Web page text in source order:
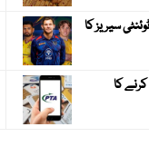
ٹوئنٹی سیریز کا
کا